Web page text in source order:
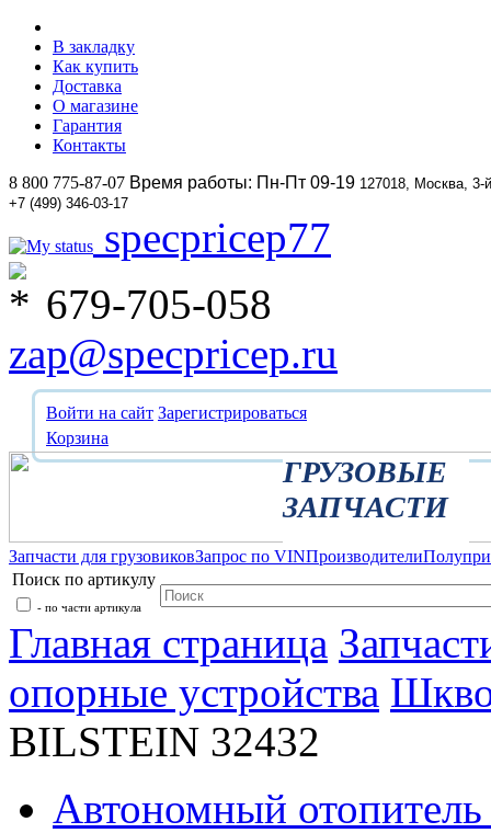
В закладку
Как купить
Доставка
О магазине
Гарантия
Контакты
8 800 775-87-07 Время работы: Пн-Пт 09-19 127018, Москва,
+7 (499) 346-03-17
specpricep77
679-705-058
zap@specpricep.ru
Войти на сайт Зарегистрироваться
Корзина
ГРУЗОВЫЕ
ЗАПЧАСТИ
Запчасти для грузовиковЗапрос по VINПроизводители
Поиск по артикулу
- по части артикула
Главная страница
опорные устройства
BILSTEIN 32432
Автономный отопитель